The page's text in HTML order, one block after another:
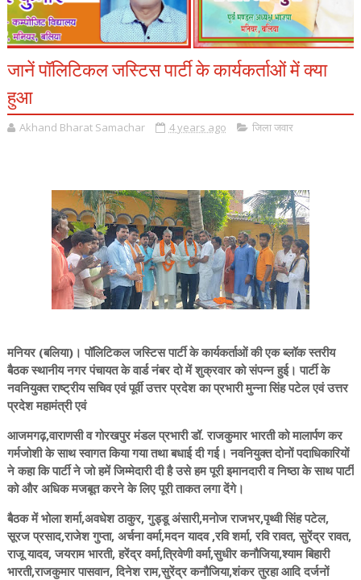
जानें पॉलिटिकल जस्टिस पार्टी के कार्यकर्ताओं में क्या
हुआ
Akhand Bharat Samachar 4 years ago जिला जवार
मनियर (बलिया)। पॉलिटिकल जस्टिस पार्टी के कार्यकर्ताओं की एक ब्लॉक स्तरीय
बैठक स्थानीय नगर पंचायत के वार्ड नंबर दो में शुक्रवार को संपन्न हुई। पार्टी के
नवनियुक्त राष्ट्रीय सचिव एवं पूर्वी उत्तर प्रदेश का प्रभारी मुन्ना सिंह पटेल एवं उत्तर
प्रदेश महामंत्री एवं
आजमगढ़,वाराणसी व गोरखपुर मंडल प्रभारी डॉ. राजकुमार भारती को मालार्पण कर
गर्मजोशी के साथ स्वागत किया गया तथा बधाई दी गई। नवनियुक्त दोनों पदाधिकारियों
ने कहा कि पार्टी ने जो हमें जिम्मेदारी दी है उसे हम पूरी इमानदारी व निष्ठा के साथ पार्टी
को और अधिक मजबूत करने के लिए पूरी ताकत लगा देंगे।
बैठक में भोला शर्मा,अवधेश ठाकुर, गुड्डू अंसारी,मनोज राजभर,पृथ्वी सिंह पटेल,
सूरज प्रसाद,राजेश गुप्ता, अर्चना वर्मा,मदन यादव ,रवि शर्मा, रवि रावत, सुरेंद्र रावत,
राजू यादव, जयराम भारती, हरेंद्र वर्मा,त्रिवेणी वर्मा,सुधीर कनौजिया,श्याम बिहारी
भारती,राजकुमार पासवान, दिनेश राम,सुरेंद्र कनौजिया,शंकर तुरहा आदि दर्जनों